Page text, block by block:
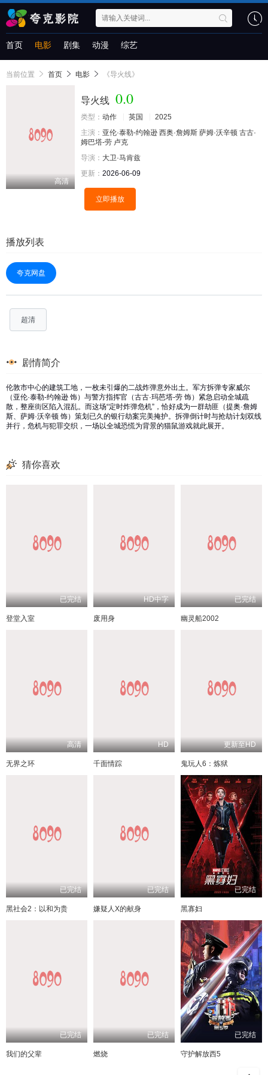
首页 电影 剧集 动漫 综艺
当前位置 首页 电影 《导火线》
高清
导火线 0.0
类型： 动作 英国
2025
主演： 亚伦·泰勒-约翰逊 西奥·詹姆斯 萨姆·沃辛顿 古古·
姆巴塔-劳 卢克
导演： 大卫·马肯兹
更新： 2026-06-09
立即播放
播放列表
夸克网盘
超清
剧情简介
伦敦市中心的建筑工地，一枚未引爆的二战炸弹意外出土。军方拆弹专家威尔
（亚伦·泰勒-约翰逊 饰）与警方指挥官（古古·玛芭塔-劳 饰）紧急启动全城疏
散，整座街区陷入混乱。而这场“定时炸弹危机”，恰好成为一群劫匪（提奥·詹姆
斯、萨姆·沃辛顿 饰）策划已久的银行劫案完美掩护。拆弹倒计时与抢劫计划双线
并行，危机与犯罪交织，一场以全城恐慌为背景的猫鼠游戏就此展开。
猜你喜欢
已完结
登堂入室
HD中字
废用身
已完结
幽灵船2002
高清
无界之环
HD
千面情踪
更新至HD
鬼玩人6：炼狱
已完结
黑社会2：以和为贵
已完结
嫌疑人X的献身
已完结
黑寡妇
已完结
我们的父辈
已完结
燃烧
已完结
守护解放西5